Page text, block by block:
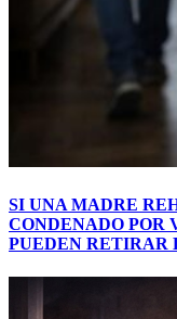
SI UNA MADRE
CONDENADO POR
PUEDEN RETIRAR